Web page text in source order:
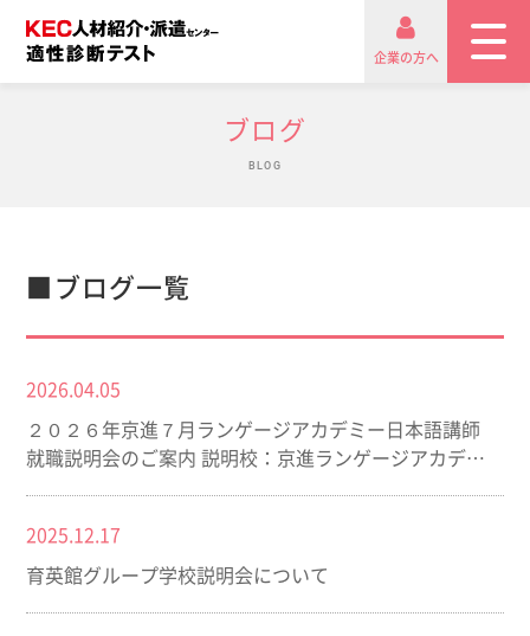
企業の方へ
ブログ
BLOG
■ブログ一覧
2026.04.05
２０２６年京進７月ランゲージアカデミー日本語講師
就職説明会のご案内 説明校：京進ランゲージアカデミ
2025.12.17
育英館グループ学校説明会について